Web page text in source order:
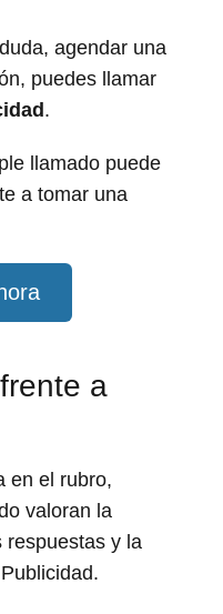
agendar una
puedes llamar
.
llamado puede
a tomar una
a
en el rubro,
valoran la
respuestas y la